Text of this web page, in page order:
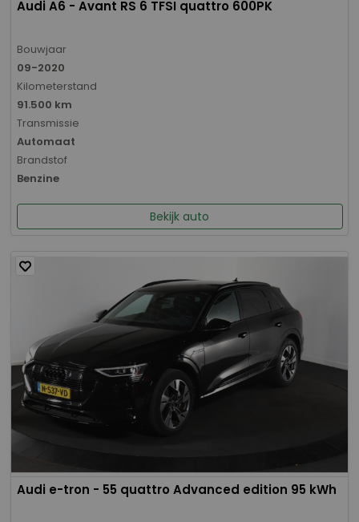
Audi A6 - Avant RS 6 TFSI quattro 600PK
Bouwjaar
09-2020
Kilometerstand
91.500 km
Transmissie
Automaat
Brandstof
Benzine
Bekijk auto
Audi e-tron - 55 quattro Advanced edition 95 kWh